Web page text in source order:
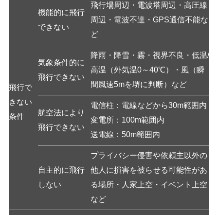
飛行で
きない
条件
機能的に飛行
できない
飛行場周辺・電波塔周辺・高圧線
周辺・電波不達・GPS通信不能な
ど
気象条件的に
飛行できない
降雨・降雪・霧・視界不良・低温/
高温（外気温0～40℃）・風（瞬
間風速5mを堺に判断）など
航空法により
飛行できない
電信柱：電線などから30m範囲内
変電所：100m範囲内
送電線：50m範囲内
自主的に飛行
しない
プライバシー侵害や依頼主以外の
他人に損害を被らせる可能性があ
る場所・人家上空・イベント上空
など